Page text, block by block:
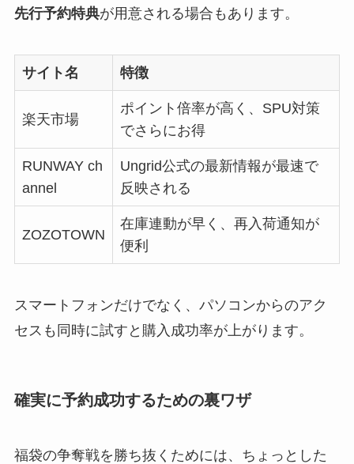
先行予約特典が用意される場合もあります。
サイト名 特徴
楽天市場
ポイント倍率が高く、SPU対策
でさらにお得
RUNWAY ch
annel
Ungrid公式の最新情報が最速で
反映される
ZOZOTOWN
在庫連動が早く、再入荷通知が
便利
スマートフォンだけでなく、パソコンからのアク
セスも同時に試すと購入成功率が上がります。
確実に予約成功するための裏ワザ
福袋の争奪戦を勝ち抜くためには、ちょっとした